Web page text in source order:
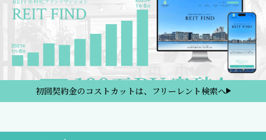
初回契約金のコストカットは、フリーレント検索へ